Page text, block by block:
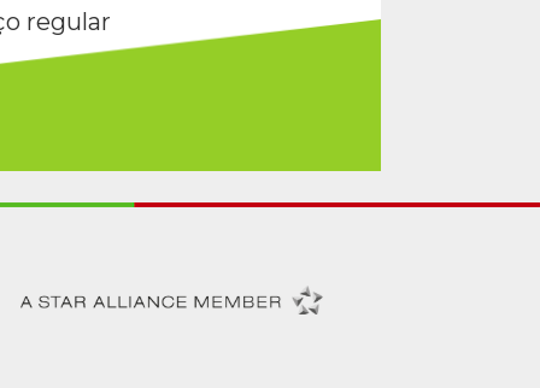
regular